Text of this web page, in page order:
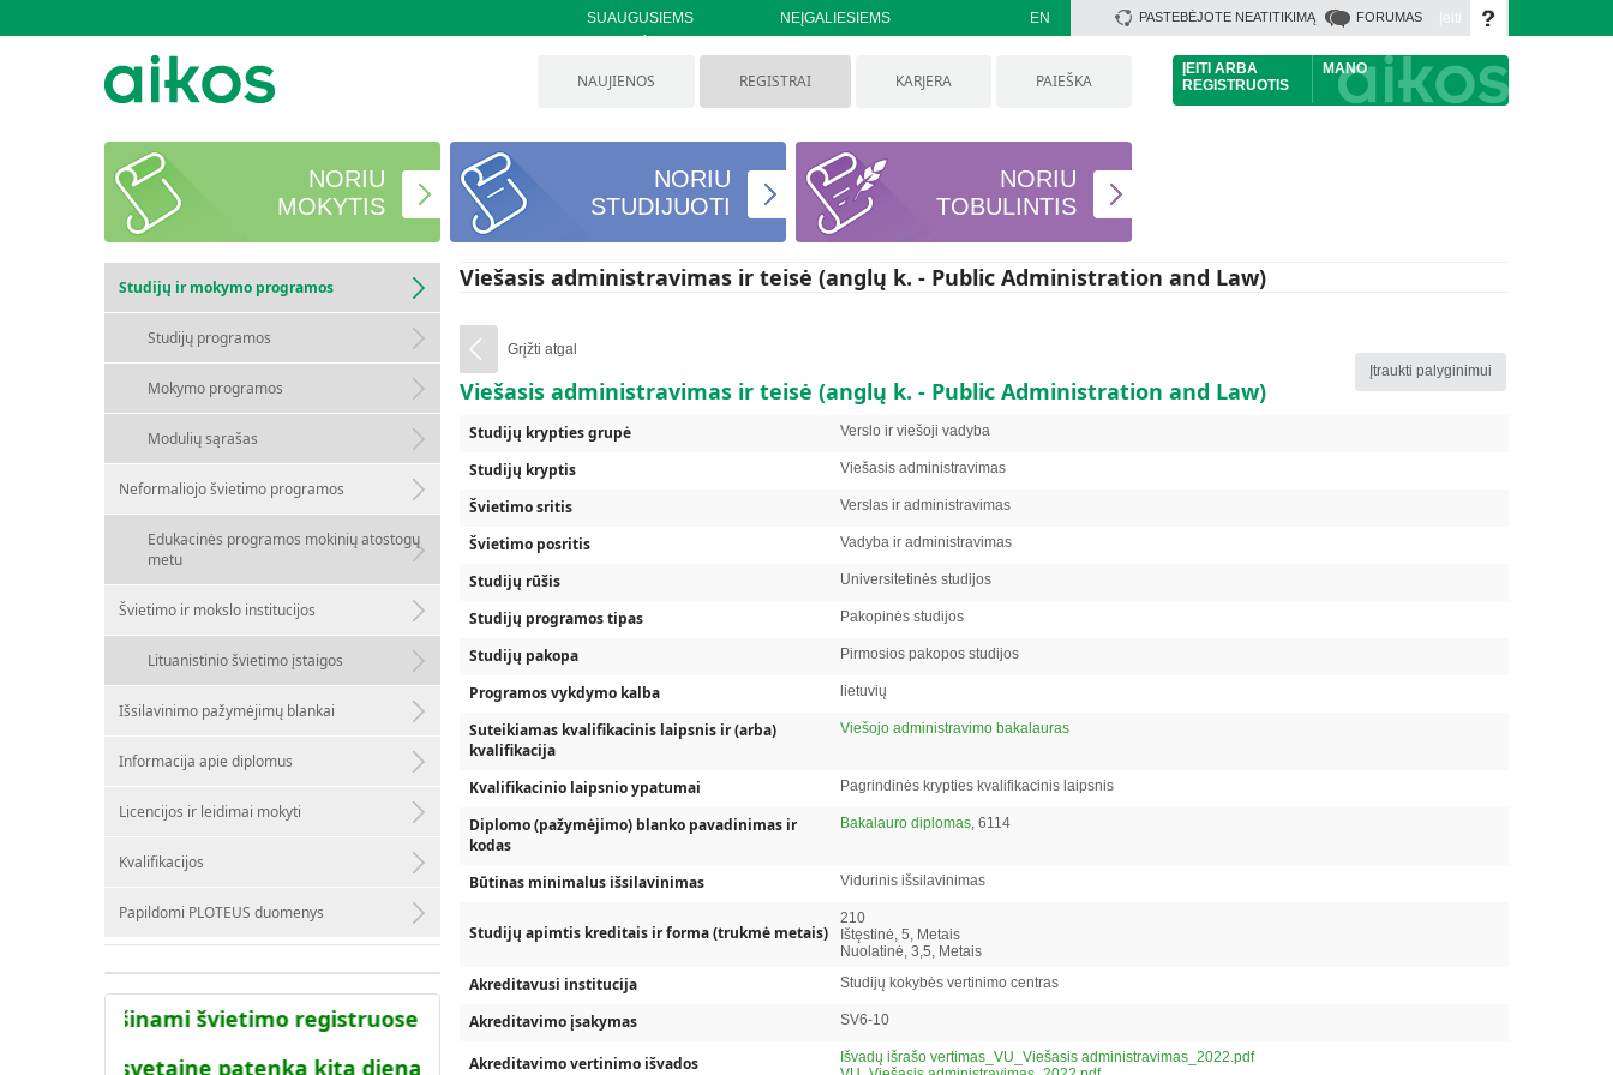
SUAUGUSIEMS NEĮGALIESIEMS EN PASTEBĖJOTE NEATITIKIMĄ FORUMAS Įeiti
ĮEITI ARBA
REGISTRUOTIS
MANO
NAUJIENOS REGISTRAI KARJERA PAIEŠKA
NORIU
MOKYTIS
NORIU
STUDIJUOTI
NORIU
TOBULINTIS
Studijų ir mokymo programos
Studijų programos
Mokymo programos
Modulių sąrašas
Neformaliojo švietimo programos
Edukacinės programos mokinių atostogų
metu
Švietimo ir mokslo institucijos
Lituanistinio švietimo įstaigos
Išsilavinimo pažymėjimų blankai
Informacija apie diplomus
Licencijos ir leidimai mokyti
Kvalifikacijos
Papildomi PLOTEUS duomenys
viešinami švietimo registruose turimi duomenys
į AIKOS svetainę patenka kitą dieną po to kai ši informacija patenka į atitinkamus registrus
Viešasis administravimas ir teisė (anglų k. - Public Administration and Law)
Grįžti atgal
Įtraukti palyginimui
Viešasis administravimas ir teisė (anglų k. - Public Administration and Law)
Studijų krypties grupė Verslo ir viešoji vadyba
Studijų kryptis Viešasis administravimas
Švietimo sritis Verslas ir administravimas
Švietimo posritis Vadyba ir administravimas
Studijų rūšis Universitetinės studijos
Studijų programos tipas Pakopinės studijos
Studijų pakopa Pirmosios pakopos studijos
Programos vykdymo kalba lietuvių
Suteikiamas kvalifikacinis laipsnis ir (arba)
kvalifikacija
Viešojo administravimo bakalauras
Kvalifikacinio laipsnio ypatumai Pagrindinės krypties kvalifikacinis laipsnis
Diplomo (pažymėjimo) blanko pavadinimas ir
kodas
Bakalauro diplomas, 6114
Būtinas minimalus išsilavinimas Vidurinis išsilavinimas
Studijų apimtis kreditais ir forma (trukmė metais)
210
Ištęstinė, 5, Metais
Nuolatinė, 3,5, Metais
Akreditavusi institucija Studijų kokybės vertinimo centras
Akreditavimo įsakymas SV6-10
Akreditavimo vertinimo išvados
Išvadų išrašo vertimas_VU_Viešasis administravimas_2022.pdf